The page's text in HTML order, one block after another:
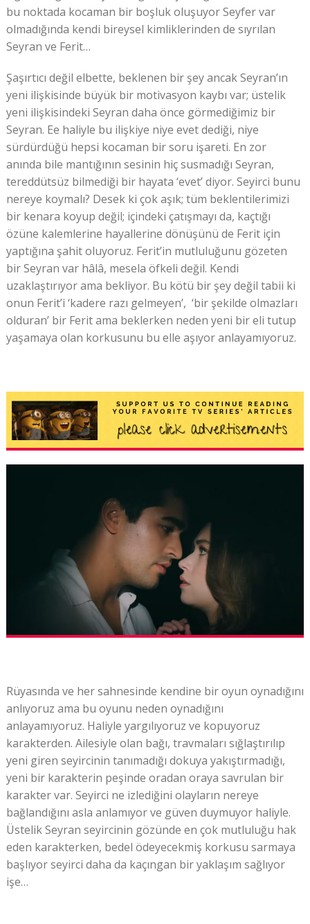
bu noktada kocaman bir boşluk oluşuyor Seyfer var
olmadığında kendi bireysel kimliklerinden de sıyrılan
Seyran ve Ferit…
Şaşırtıcı değil elbette, beklenen bir şey ancak Seyran’ın
yeni ilişkisinde büyük bir motivasyon kaybı var; üstelik
yeni ilişkisindeki Seyran daha önce görmediğimiz bir
Seyran. Ee haliyle bu ilişkiye niye evet dediği, niye
sürdürdüğü hepsi kocaman bir soru işareti. En zor
anında bile mantığının sesinin hiç susmadığı Seyran,
tereddütsüz bilmediği bir hayata ‘evet’ diyor. Seyirci bunu
nereye koymalı? Desek ki çok aşık; tüm beklentilerimizi
bir kenara koyup değil; içindeki çatışmayı da, kaçtığı
özüne kalemlerine hayallerine dönüşünü de Ferit için
yaptığına şahit oluyoruz. Ferit’in mutluluğunu gözeten
bir Seyran var hâlâ, mesela öfkeli değil. Kendi
uzaklaştırıyor ama bekliyor. Bu kötü bir şey değil tabii ki
onun Ferit’i ‘kadere razı gelmeyen’, ‘bir şekilde olmazları
olduran’ bir Ferit ama beklerken neden yeni bir eli tutup
yaşamaya olan korkusunu bu elle aşıyor anlayamıyoruz.
Rüyasında ve her sahnesinde kendine bir oyun oynadığını
anlıyoruz ama bu oyunu neden oynadığını
anlayamıyoruz. Haliyle yargılıyoruz ve kopuyoruz
karakterden. Ailesiyle olan bağı, travmaları sığlaştırılıp
yeni giren seyircinin tanımadığı dokuya yakıştırmadığı,
yeni bir karakterin peşinde oradan oraya savrulan bir
karakter var. Seyirci ne izlediğini olayların nereye
bağlandığını asla anlamıyor ve güven duymuyor haliyle.
Üstelik Seyran seyircinin gözünde en çok mutluluğu hak
eden karakterken, bedel ödeyecekmiş korkusu sarmaya
başlıyor seyirci daha da kaçıngan bir yaklaşım sağlıyor
işe…